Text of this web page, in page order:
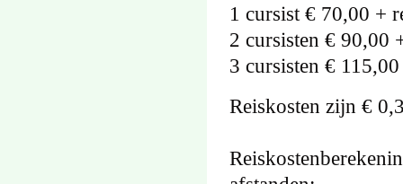
1 cursist € 70,00 +
2 cursisten € 90,00
3 cursisten €
Reiskosten zijn €